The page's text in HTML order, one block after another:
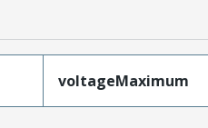
voltageMaximum